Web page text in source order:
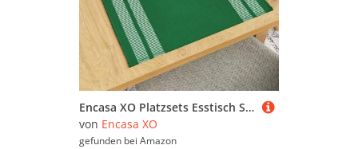
Encasa XO Platzsets Esstisch Set von 6 | Leiter Dunkelgrün | Fein gerippte Baumwoll-Tischunterlage | Größe 46x32 cm | Maschinenwaschbar
von Encasa XO
gefunden bei Amazon